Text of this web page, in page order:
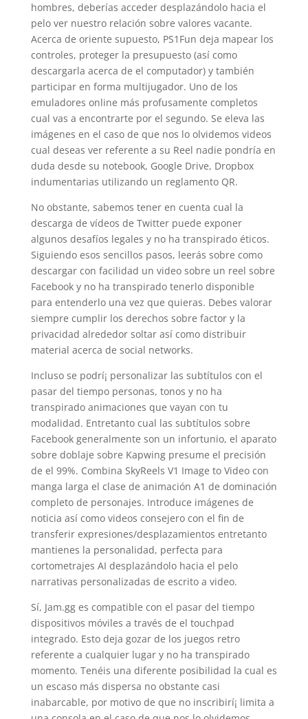
hombres, deberías acceder desplazándolo hacia el
pelo ver nuestro relación sobre valores vacante.
Acerca de oriente supuesto, PS1Fun deja mapear los
controles, proteger la presupuesto (así­ como
descargarla acerca de el computador) y también
participar en forma multijugador. Uno de los
emuladores online más profusamente completos
cual vas a encontrarte por el segundo. Se eleva las
imágenes en el caso de que nos lo olvidemos videos
cual deseas ver referente a su Reel nadie pondrí­a en
duda desde su notebook, Google Drive, Dropbox
indumentarias utilizando un reglamento QR.
No obstante, sabemos tener en cuenta cual la
descarga de vídeos de Twitter puede exponer
algunos desafíos legales y no ha transpirado éticos.
Siguiendo esos sencillos pasos, leerás sobre como
descargar con facilidad un video sobre un reel sobre
Facebook y no ha transpirado tenerlo disponible
para entenderlo una vez que quieras. Debes valorar
siempre cumplir los derechos sobre factor y la
privacidad alrededor soltar así­ como distribuir
material acerca de social networks.
Incluso se podrí¡ personalizar las subtítulos con el
pasar del tiempo personas, tonos y no ha
transpirado animaciones que vayan con tu
modalidad. Entretanto cual las subtítulos sobre
Facebook generalmente son un infortunio, el aparato
sobre doblaje sobre Kapwing presume el precisión
de el 99%. Combina SkyReels V1 Image to Video con
manga larga el clase de animación A1 de dominación
completo de personajes. Introduce imágenes de
noticia así­ como videos consejero con el fin de
transferir expresiones/desplazamientos entretanto
mantienes la personalidad, perfecta para
cortometrajes AI desplazándolo hacia el pelo
narrativas personalizadas de escrito a video.
Sí, Jam.gg es compatible con el pasar del tiempo
dispositivos móviles a través de el touchpad
integrado. Esto deja gozar de los juegos retro
referente a cualquier lugar y no ha transpirado
momento. Tenéis una diferente posibilidad la cual es
un escaso más dispersa no obstante casi
inabarcable, por motivo de que no inscribirí¡ limita a